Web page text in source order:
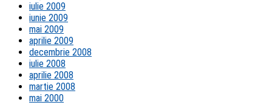
iulie 2009
iunie 2009
mai 2009
aprilie 2009
decembrie 2008
iulie 2008
aprilie 2008
martie 2008
mai 2000